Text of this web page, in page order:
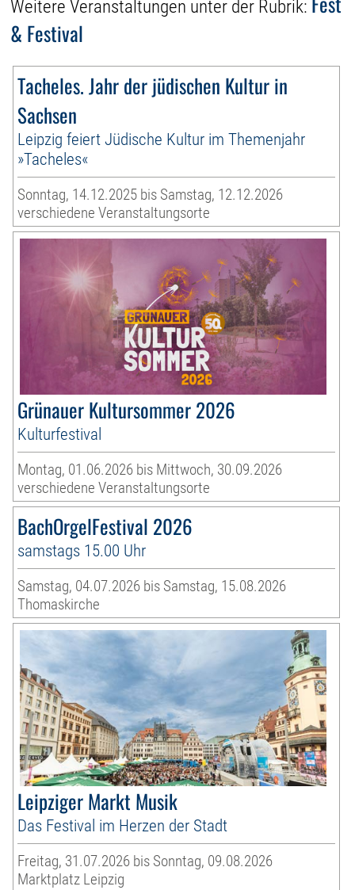
Weitere Veranstaltungen unter der Rubrik:
& Festival
Tacheles. Jahr der jüdischen Kultur in
Sachsen
Leipzig feiert Jüdische Kultur im Themenjahr
»Tacheles«
Sonntag, 14.12.2025 bis Samstag, 12.12.2026
verschiedene Veranstaltungsorte
Grünauer Kultursommer 2026
Kulturfestival
Montag, 01.06.2026 bis Mittwoch, 30.09.2026
verschiedene Veranstaltungsorte
BachOrgelFestival 2026
samstags 15.00 Uhr
Samstag, 04.07.2026 bis Samstag, 15.08.2026
Thomaskirche
Leipziger Markt Musik
Das Festival im Herzen der Stadt
Freitag, 31.07.2026 bis Sonntag, 09.08.2026
Marktplatz Leipzig